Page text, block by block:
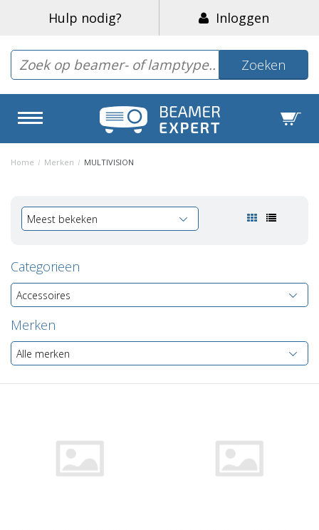
Hulp nodig? Inloggen
Zoeken
Home / Merken / MULTIVISION
Meest bekeken
Categorieen
Accessoires
Merken
Alle merken